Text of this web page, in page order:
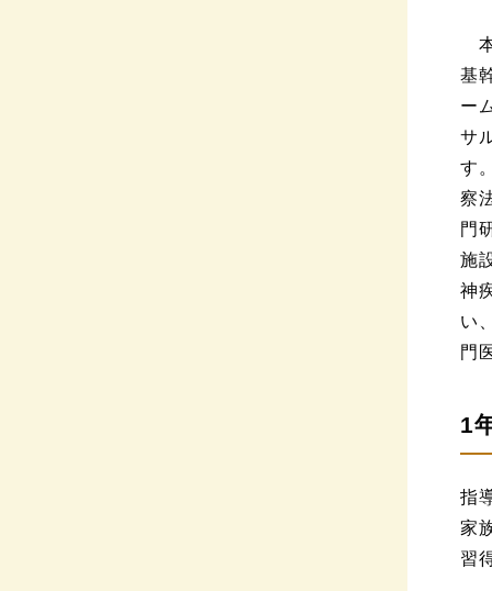
基
ー
サ
す
察
門
施
神
い
門
1
指
家
習